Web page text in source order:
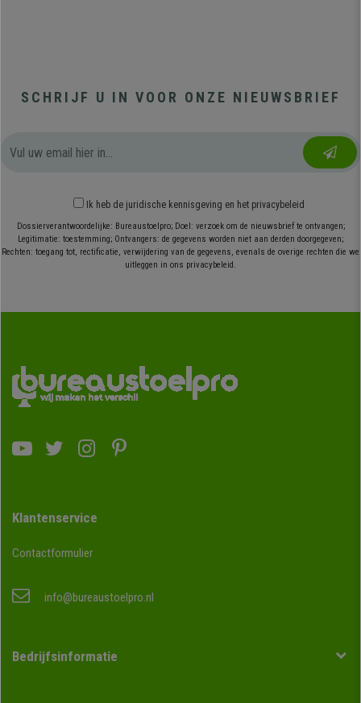
SCHRIJF U IN VOOR ONZE NIEUWSBRIEF
Ik heb de juridische kennisgeving en het privacybeleid
Dossierverantwoordelijke: Bureaustoelpro; Doel: verzoek om de nieuwsbrief te ontvangen;
Legitimatie: toestemming; Ontvangers: de gegevens worden niet aan derden doorgegeven;
Rechten: toegang tot, rectificatie, verwijdering van de gegevens, evenals de overige rechten die we
uitleggen in ons privacybeleid.
Klantenservice
Contactformulier
info@bureaustoelpro.nl
Bedrijfsinformatie